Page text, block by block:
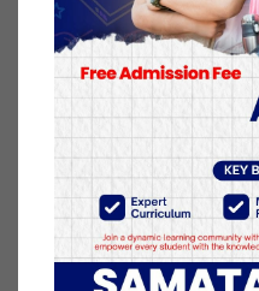
घटनाका बारेमा आवश्यक
कार्यालय बाँकेले जनाएको
१३ माघ २०७७, मंगलवार प्रकाशित